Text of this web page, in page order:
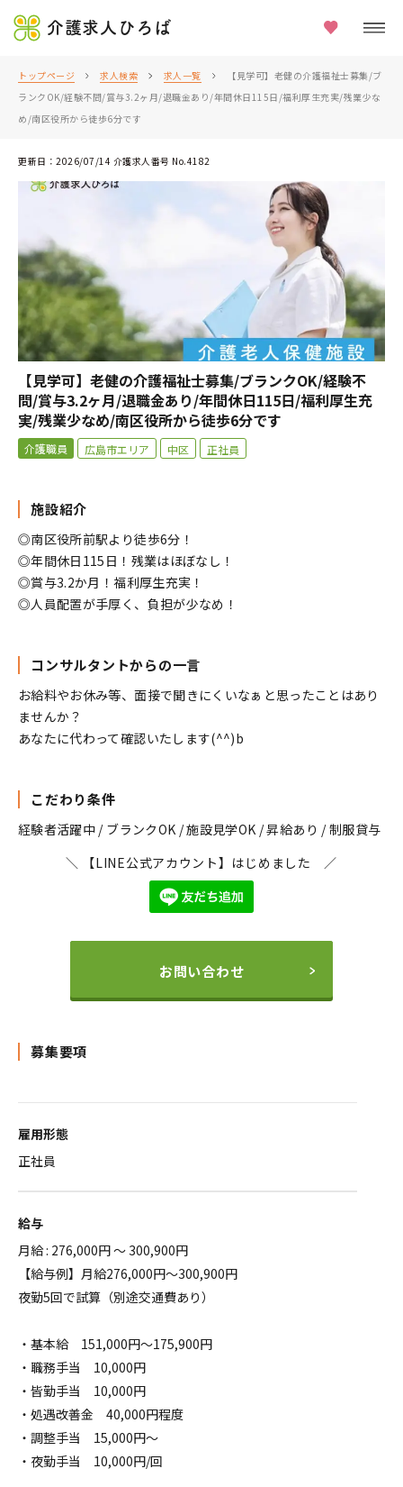
介護求人ひろば
トップページ 求人検索 求人一覧
【見学可】老健の介護福祉士募集/ブ
ランクOK/経験不問/賞与3.2ヶ月/退職金あり/年間休日115日/福利厚生充実/残業少な
め/南区役所から徒歩6分です
更新日：2026/07/14 介護求人番号 No.4182
【見学可】老健の介護福祉士募集/ブランクOK/経験不
問/賞与3.2ヶ月/退職金あり/年間休日115日/福利厚生充
実/残業少なめ/南区役所から徒歩6分です
介護職員 広島市エリア 中区 正社員
施設紹介
◎南区役所前駅より徒歩6分！
◎年間休日115日！残業はほぼなし！
◎賞与3.2か月！福利厚生充実！
◎人員配置が手厚く、負担が少なめ！
コンサルタントからの一言
お給料やお休み等、面接で聞きにくいなぁと思ったことはあり
ませんか？
あなたに代わって確認いたします(^^)b
こだわり条件
経験者活躍中 / ブランクOK / 施設見学OK / 昇給あり / 制服貸与
＼ 【LINE公式アカウント】はじめました ／
お問い合わせ
募集要項
雇用形態
正社員
給与
月給 : 276,000円 ～ 300,900円
【給与例】月給276,000円～300,900円
夜勤5回で試算（別途交通費あり）
・基本給 151,000円～175,900円
・職務手当 10,000円
・皆勤手当 10,000円
・処遇改善金 40,000円程度
・調整手当 15,000円～
・夜勤手当 10,000円/回